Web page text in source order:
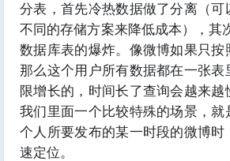
分表，首先冷热数据做了分离（可
不同的存储方案来降低成本），其
数据库表的爆炸。像微博如果只按
那么这个用户所有数据都在一张
限增长的，时间长了查询会越来
我们里面一个比较特殊的场景，
个人所要发布的某一时段的微博
速定位。